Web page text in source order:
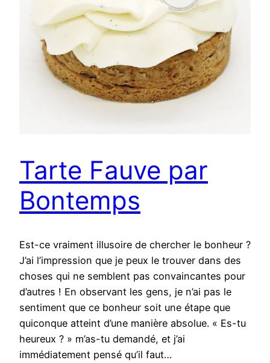
Tarte Fauve par
Bontemps
Est-ce vraiment illusoire de chercher le bonheur ?
J’ai l’impression que je peux le trouver dans des
choses qui ne semblent pas convaincantes pour
d’autres ! En observant les gens, je n’ai pas le
sentiment que ce bonheur soit une étape que
quiconque atteint d’une manière absolue. « Es-tu
heureux ? » m’as-tu demandé, et j’ai
immédiatement pensé qu’il faut…